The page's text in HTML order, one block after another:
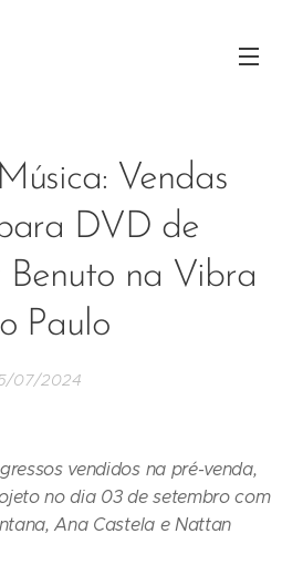
Vendas
DVD de
Benuto na Vibra
Paulo
07/2024
vendidos na pré-venda,
no dia 03 de setembro com
Ana Castela e Nattan